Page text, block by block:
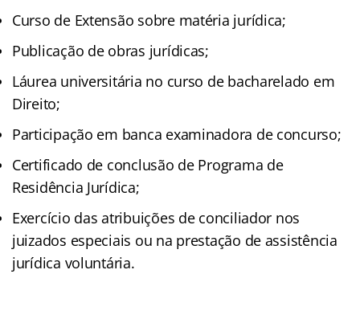
Curso de Extensão sobre matéria jurídica;
Publicação de obras jurídicas;
Láurea universitária no curso de bacharelado em
Direito;
Participação em banca examinadora de concurso;
Certificado de conclusão de Programa de
Residência Jurídica;
Exercício das atribuições de conciliador nos
juizados especiais ou na prestação de assistência
jurídica voluntária.